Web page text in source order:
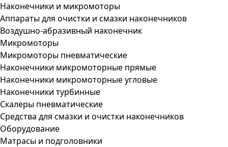
Наконечники и микромоторы
Аппараты для очистки и смазки наконечников
Воздушно-абразивный наконечник
Микромоторы
Микромоторы пневматические
Наконечники микромоторные прямые
Наконечники микромоторные угловые
Наконечники турбинные
Скалеры пневматические
Средства для смазки и очистки наконечников
Оборудование
Матрасы и подголовники